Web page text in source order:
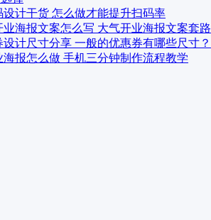
设计干货 怎么做才能提升扫码率
业海报文案怎么写 大气开业海报文案套路
设计尺寸分享 一般的优惠券有哪些尺寸？
海报怎么做 手机三分钟制作流程教学